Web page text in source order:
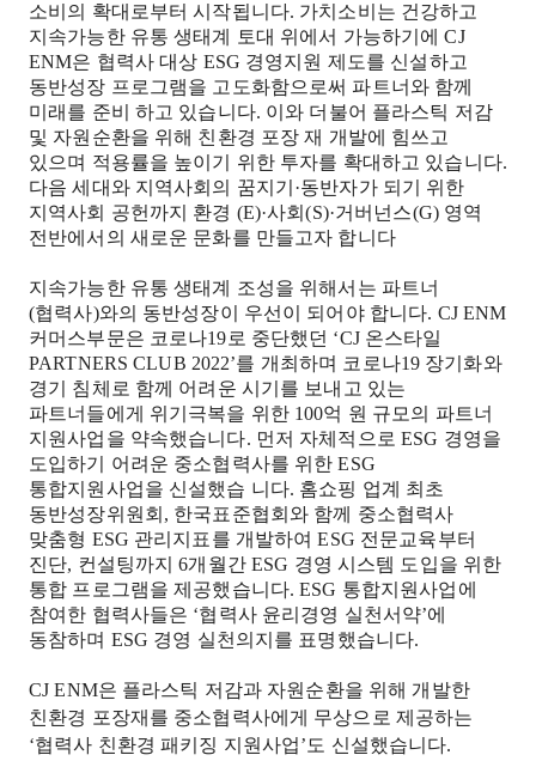
소비의 확대로부터 시작됩니다. 가치소비는 건강하고
지속가능한 유통 생태계 토대 위에서 가능하기에 CJ
ENM은 협력사 대상 ESG 경영지원 제도를 신설하고
동반성장 프로그램을 고도화함으로써 파트너와 함께
미래를 준비 하고 있습니다. 이와 더불어 플라스틱 저감
및 자원순환을 위해 친환경 포장 재 개발에 힘쓰고
있으며 적용률을 높이기 위한 투자를 확대하고 있습니다.
다음 세대와 지역사회의 꿈지기 ·동반자가 되기 위한
지역사회 공헌까지 환경 (E)·사회(S)·거버넌스(G) 영역
전반에서의 새로운 문화를 만들고자 합니다
지속가능한 유통 생태계 조성을 위해서는 파트너
(협력사)와의 동반성장이 우선이 되어야 합니다. CJ ENM
커머스부문은 코로나19 로 중단했던 ‘CJ 온스타일
PARTNERS CLUB 2022’를 개최하며 코로나19 장기화와
경기 침체로 함께 어려운 시기를 보내고 있는
파트너들에게 위기극복을 위한100억 원 규모의 파트너
지원사업을 약속했습니다. 먼저 자체적으로 ESG 경영을
도입하기 어려운 중소협력사를 위한 ESG
통합지원사업을 신설했습 니다. 홈쇼핑 업계 최초
동반성장위원회 , 한국표준협회와 함께 중소협력사
맞춤형 ESG 관리지표를 개발하여 ESG 전문교육부터
진단, 컨설팅까지 6개월간ESG 경영 시스템 도입을 위한
통합 프로그램을 제공했습니다. ESG 통합지원사업에
참여한 협력사들은 ‘협력사 윤리경영 실천서약’에
동참하며 ESG 경영 실천의지를 표명했습니다.
CJ ENM은 플라스틱 저감과 자원순환을 위해 개발한
친환경 포장재를 중소협력사에게 무상으로 제공하는
‘협력사 친환경 패키징 지원사업’ 도 신설했습니다.